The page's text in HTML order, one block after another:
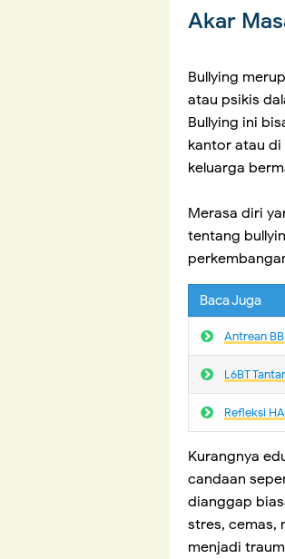
Akar
Bullying
atau psikis
Bullying ini
kantor atau di
keluarga
Merasa diri
tentang
Baca Juga
Antrean
L6BT
Refleksi
Kurangnya
candaan
dianggap
stres, cemas,
menjadi